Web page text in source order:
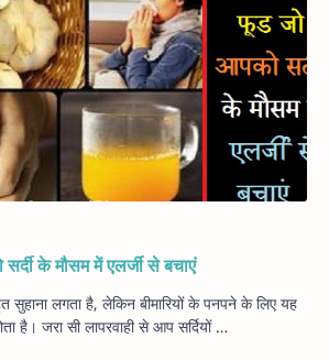
के मौसम में एलर्जी से बचाएं
सुहाना लगता है, लेकिन बीमारियों के पनपने के लिए यह
है। जरा सी लापरवाही से आप सर्दियों …